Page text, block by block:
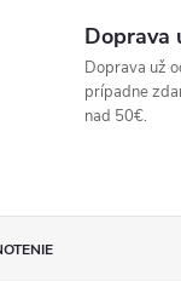
Doprava
Doprava už
prípadne
nad 50€.